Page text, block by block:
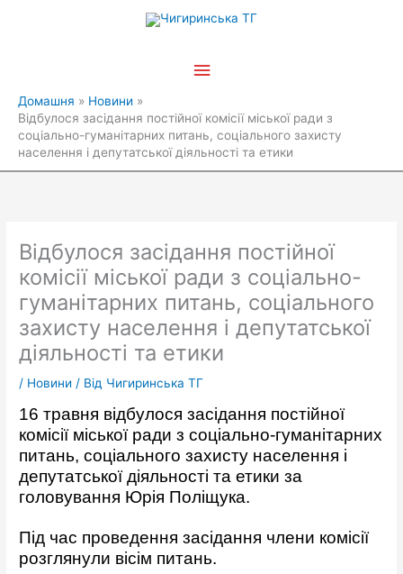
Головне
Домашня
Новини
Відбулося засідання постійної комісії міської ради з
соціально-гуманітарних питань, соціального захисту
населення і депутатської діяльності та етики
Відбулося засідання постійної
комісії міської ради з соціально-
гуманітарних питань, соціального
захисту населення і депутатської
діяльності та етики
/ Новини / Від Чигиринська ТГ
16 травня відбулося засідання постійної
комісії міської ради з соціально-гуманітарних
питань, соціального захисту населення і
депутатської діяльності та етики за
головування Юрія Поліщука.
Під час проведення засідання члени комісії
розглянули вісім питань.